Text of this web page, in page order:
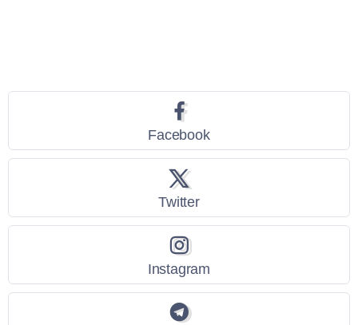
Facebook
Twitter
Instagram